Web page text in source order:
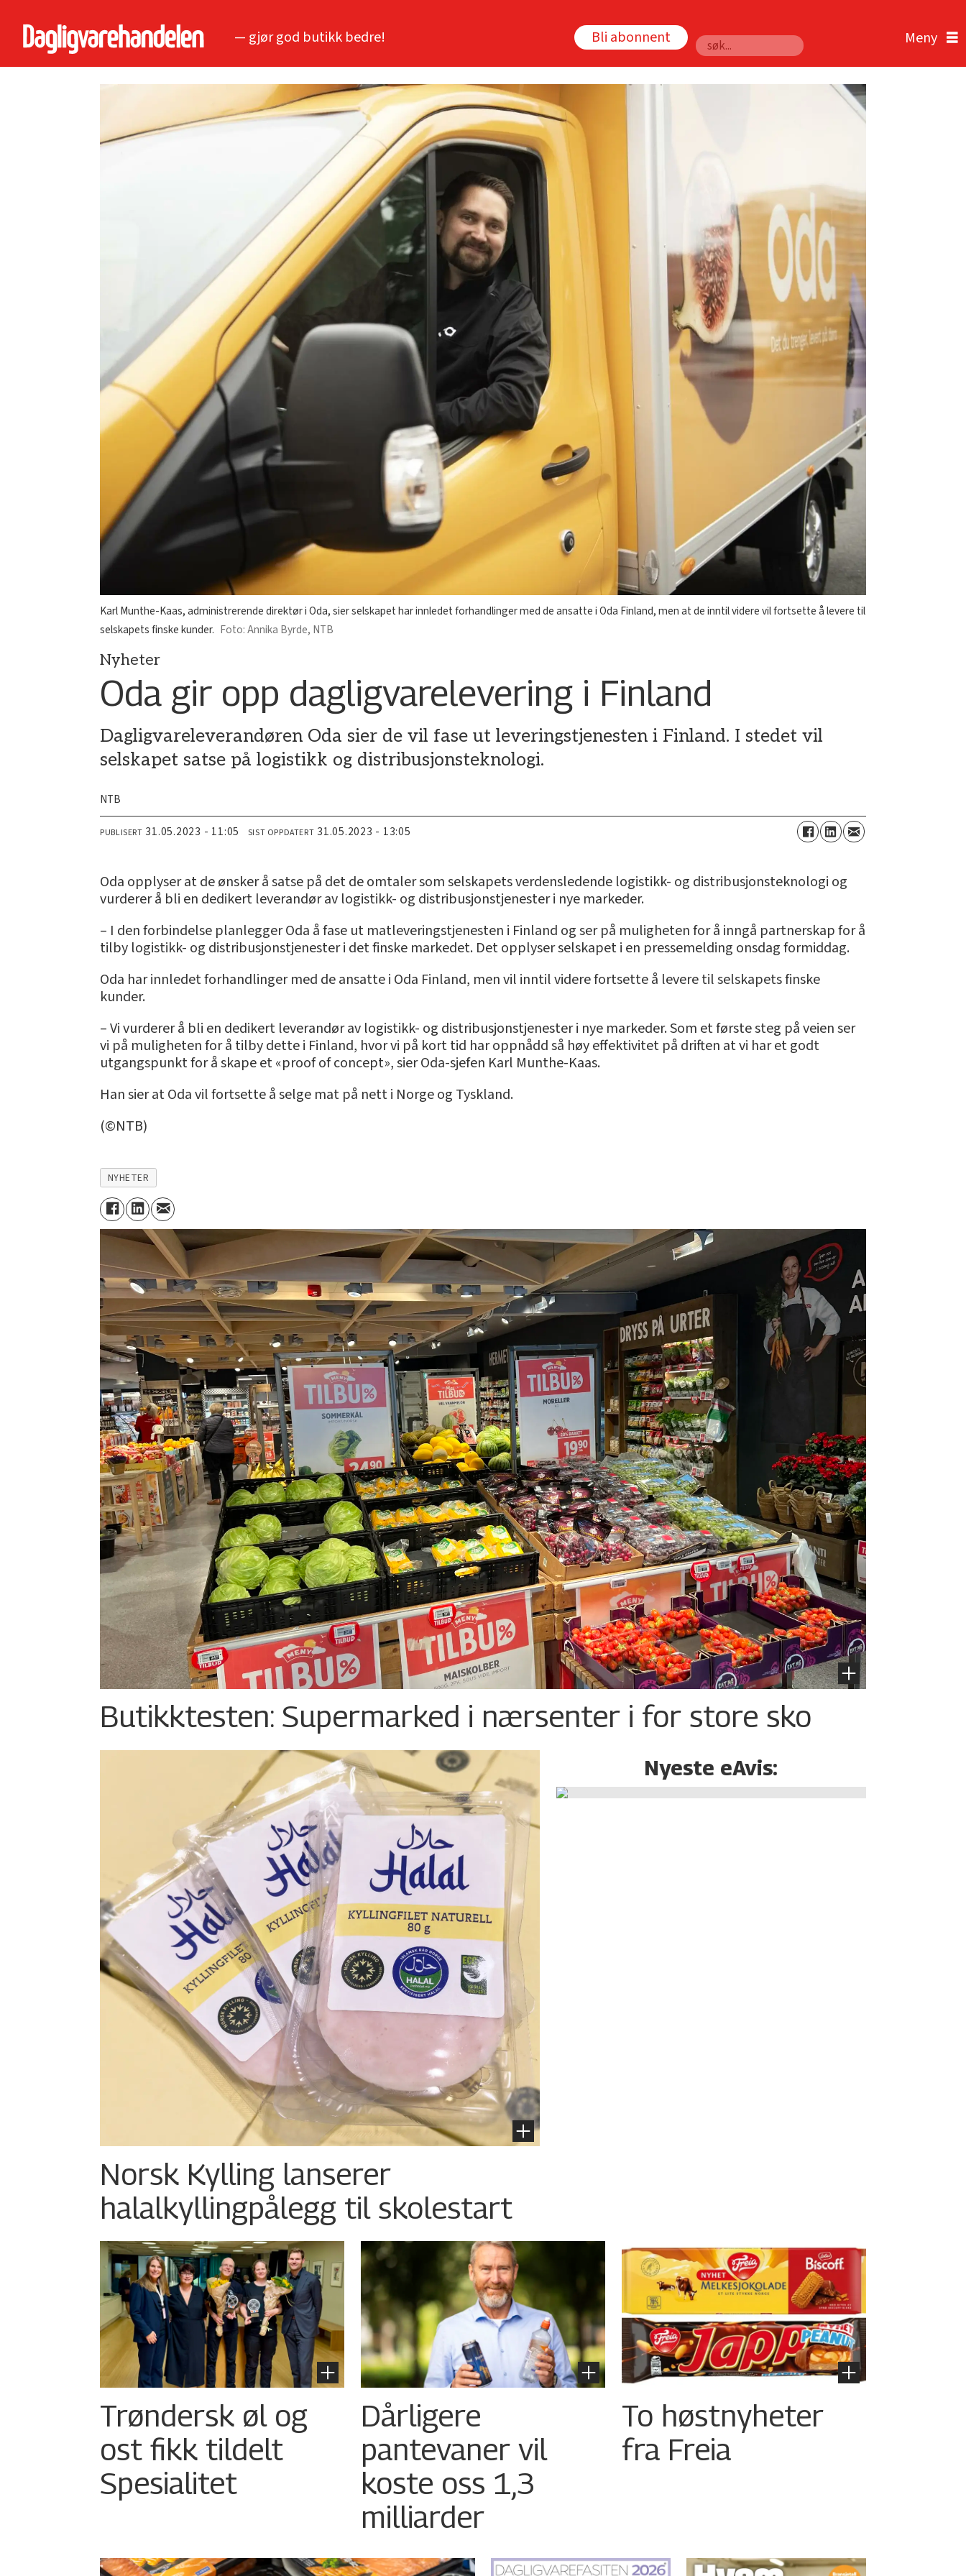
— gjør god butikk bedre! Bli abonnent
Søk
Karl Munthe-Kaas, administrerende direktør i Oda, sier selskapet har innledet forhandlinger med de ansatte i Oda Finland, men at de inntil videre vil fortsette å levere til
selskapets finske kunder.
Annika Byrde, NTB
Nyheter
Oda gir opp dagligvarelevering i Finland
Dagligvareleverandøren Oda sier de vil fase ut leveringstjenesten i Finland. I stedet vil
selskapet satse på logistikk og distribusjonsteknologi.
NTB
PUBLISERT 31.05.2023 - 11:05 SIST OPPDATERT 31.05.2023 - 13:05
Oda opplyser at de ønsker å satse på det de omtaler som selskapets verdensledende logistikk- og distribusjonsteknologi og
vurderer å bli en dedikert leverandør av logistikk- og distribusjonstjenester i nye markeder.
– I den forbindelse planlegger Oda å fase ut matleveringstjenesten i Finland og ser på muligheten for å inngå partnerskap for å
tilby logistikk- og distribusjonstjenester i det finske markedet. Det opplyser selskapet i en pressemelding onsdag formiddag.
Oda har innledet forhandlinger med de ansatte i Oda Finland, men vil inntil videre fortsette å levere til selskapets finske
kunder.
– Vi vurderer å bli en dedikert leverandør av logistikk- og distribusjonstjenester i nye markeder. Som et første steg på veien ser
vi på muligheten for å tilby dette i Finland, hvor vi på kort tid har oppnådd så høy effektivitet på driften at vi har et godt
utgangspunkt for å skape et «proof of concept», sier Oda-sjefen Karl Munthe-Kaas.
Han sier at Oda vil fortsette å selge mat på nett i Norge og Tyskland.
(©NTB)
NYHETER
Butikktesten: Supermarked i nærsenter i for store sko
Norsk Kylling lanserer
halalkylling­pålegg til skolestart
Nyeste eAvis:
Trøndersk øl og
ost fikk tildelt
Spesialitet
Dårligere
pantevaner vil
koste oss 1,3
milliarder
To høstnyheter
fra Freia